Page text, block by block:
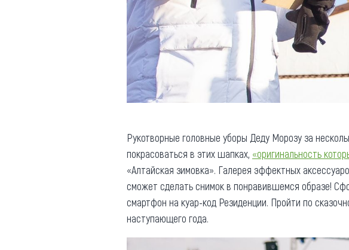
Рукотворные головные уборы Деду Морозу за
покрасоваться в этих шапках, «оригинальность
«Алтайская зимовка». Галерея эффектных
сможет сделать снимок в понравившемся образе!
смартфон на куар-код Резиденции. Пройти по
наступающего года.